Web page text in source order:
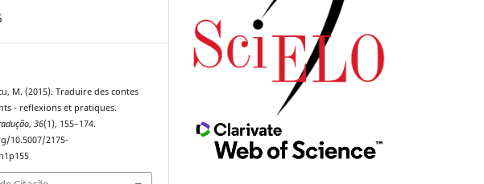
M. (2015). Traduire des contes
- reflexions et pratiques.
,36(1), 155–174.
10.5007/2175-